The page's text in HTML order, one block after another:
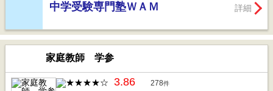
中学受験専門塾ＷＡＭ 詳細
家庭教師 学参
3.86 278件